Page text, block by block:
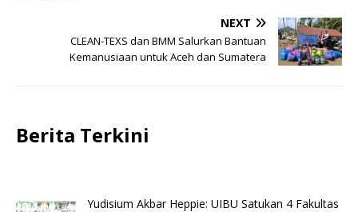
NEXT
CLEAN-TEXS dan BMM Salurkan Bantuan
Kemanusiaan untuk Aceh dan Sumatera
Berita Terkini
Yudisium Akbar Heppie: UIBU Satukan 4 Fakultas